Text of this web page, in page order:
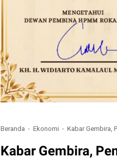
Beranda Ekonomi Kabar Gembira,
Kabar Gembira,